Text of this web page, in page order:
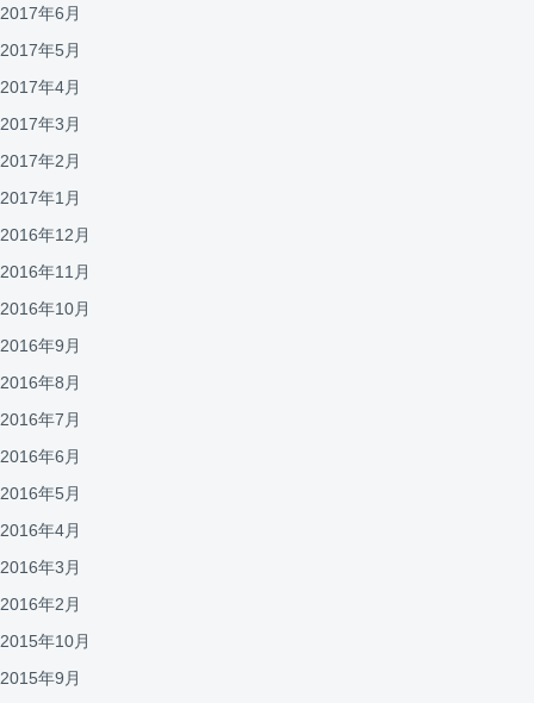
2017年6月
2017年5月
2017年4月
2017年3月
2017年2月
2017年1月
2016年12月
2016年11月
2016年10月
2016年9月
2016年8月
2016年7月
2016年6月
2016年5月
2016年4月
2016年3月
2016年2月
2015年10月
2015年9月